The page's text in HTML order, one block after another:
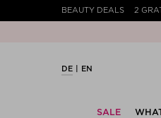
BEAUTY DEALS 2
DE EN
SALE